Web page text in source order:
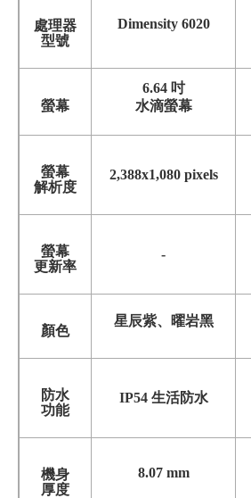
處理器
型號
Dimensity 6020
螢幕
6.64 吋
水滴螢幕
螢幕
解析度
2,388x1,080 pixels
螢幕
更新率
-
顏色
星辰紫、曜岩黑
防水
功能
IP54 生活防水
機身
厚度
8.07 mm